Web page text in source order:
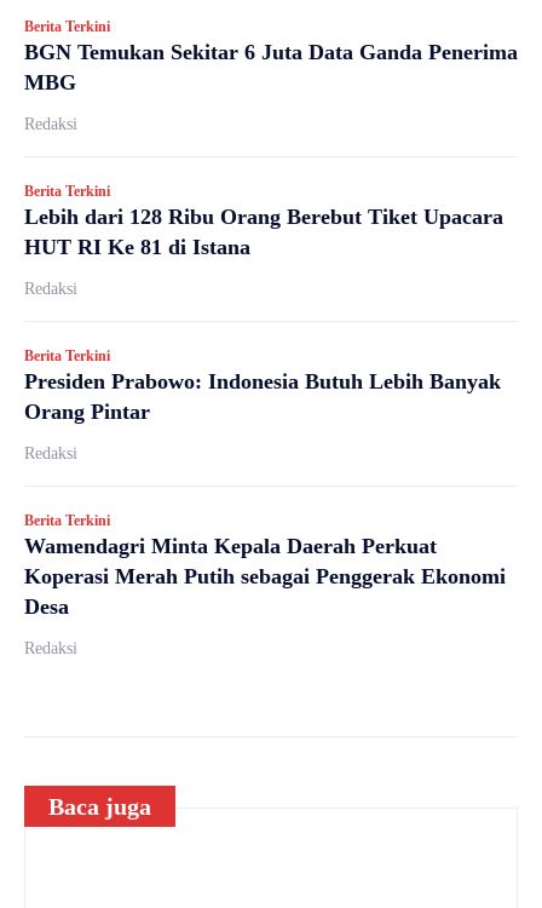
Berita Terkini
BGN Temukan Sekitar 6 Juta Data Ganda Penerima
MBG
Redaksi
Berita Terkini
Lebih dari 128 Ribu Orang Berebut Tiket Upacara
HUT RI Ke 81 di Istana
Redaksi
Berita Terkini
Presiden Prabowo: Indonesia Butuh Lebih Banyak
Orang Pintar
Redaksi
Berita Terkini
Wamendagri Minta Kepala Daerah Perkuat
Koperasi Merah Putih sebagai Penggerak Ekonomi
Desa
Redaksi
Baca juga